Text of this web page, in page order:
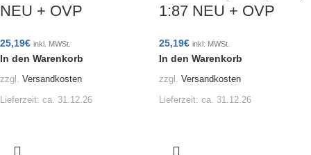
NEU + OVP
25,19€ inkl. MWSt.
In den Warenkorb
zzgl. Versandkosten
Lieferzeit: ca. 31.12.26
1:87 NEU + OVP
25,19€ inkl. MWSt.
In den Warenkorb
zzgl. Versandkosten
Lieferzeit: ca. 31.12.26